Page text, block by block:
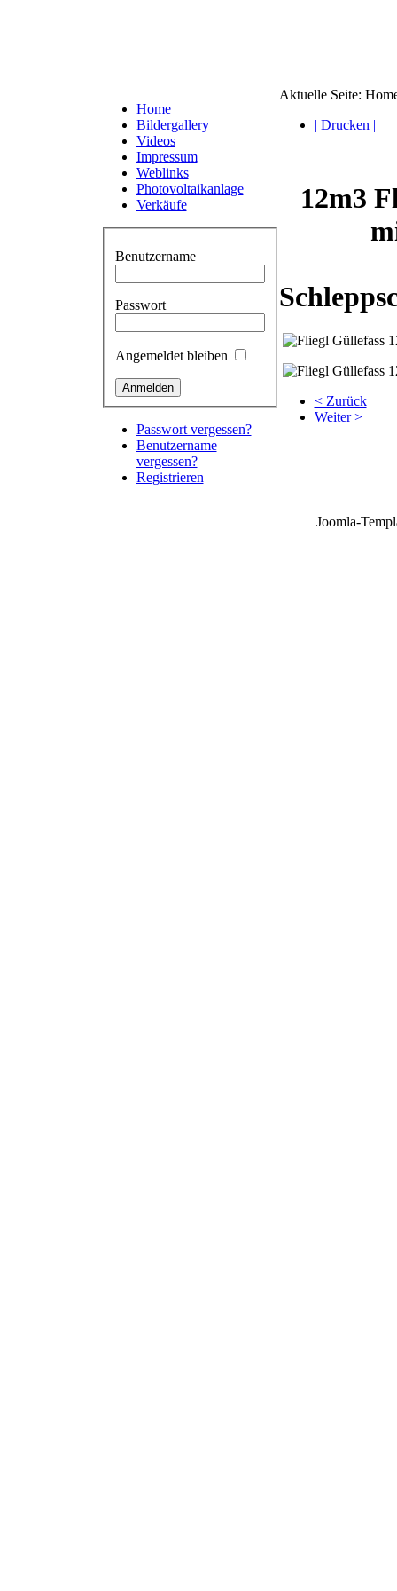
Home
Bildergallery
Videos
Impressum
Weblinks
Photovoltaikanlage
Verkäufe
Benutzername
Passwort
Angemeldet bleiben
Passwort vergessen?
Benutzername
vergessen?
Registrieren
Aktuelle Seite:
| Drucken |
12m3
< Zurück
Weiter >
Joomla-